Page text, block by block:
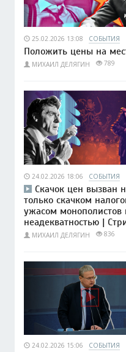
25.02.2026 13:08 СОБЫТИЯ
Положить цены на
МИХАИЛ ДЕЛЯГИН 789
24.02.2026 18:06 СОБЫТИЯ
Скачок цен вызван
только скачком
ужасом монополистов
неадекватностью |
МИХАИЛ ДЕЛЯГИН 836
24.02.2026 15:06 СОБЫТИЯ